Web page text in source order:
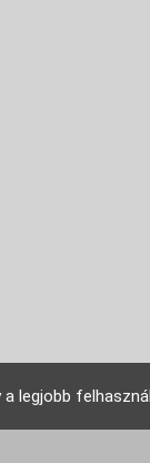
legjobb